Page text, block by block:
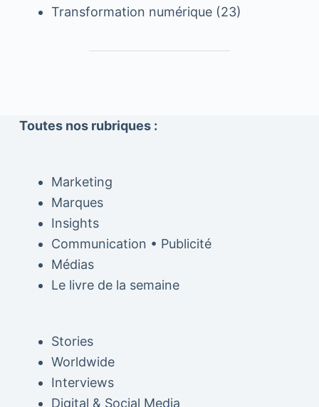
Transformation numérique(23)
Toutes nos rubriques :
Marketing
Marques
Insights
Communication • Publicité
Médias
Le livre de la semaine
Stories
Worldwide
Interviews
Digital & Social Media